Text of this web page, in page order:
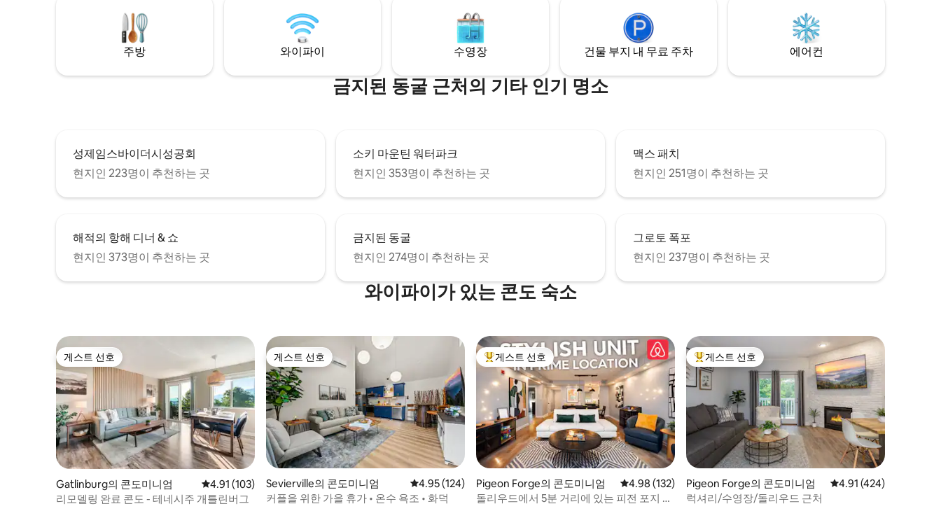
모험, 휴식, 자연의 아름다움이 여러분을 기
다리고 있습니다. 지금 스모키산맥 숙소를
예약하세요
주방 와이파이 수영장 건물 부지 내 무료 주차 에어컨
금지된 동굴 근처의 기타 인기 명소
성제임스바이더시성공회
현지인 223명이 추천하는 곳
소키 마운틴 워터파크
현지인 353명이 추천하는 곳
맥스 패치
현지인 251명이 추천하는 곳
해적의 항해 디너 & 쇼
현지인 373명이 추천하는 곳
금지된 동굴
현지인 274명이 추천하는 곳
그로토 폭포
현지인 237명이 추천하는 곳
와이파이가 있는 콘도 숙소
게스트 선호
게스트 선호
Gatlinburg의 콘도미니엄 평점 4.91점(5점 만점), 후기 103개
4.91 (103)
리모델링 완료 콘도 - 테네시주 개틀린버그
게스트 선호
게스트 선호
Sevierville의 콘도미니엄 평점 4.95점(5점 만점), 후기 124개
4.95 (124)
커플을 위한 가을 휴가 • 온수 욕조 • 화덕
상위 게스트 선호
게스트 선호
Pigeon Forge의 콘도미니엄 평점 4.98점(5점 만점), 후기 132개
4.98 (132)
돌리우드에서 5분 거리에 있는 피전 포지 콘
상위 게스트 선호
게스트 선호
Pigeon Forge의 콘도미니엄 평점 4.91점(5점 만점),
4.91 (424)
럭셔리/수영장/돌리우드 근처